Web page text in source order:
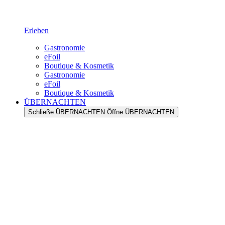
Erleben
Gastronomie
eFoil
Boutique & Kosmetik
Gastronomie
eFoil
Boutique & Kosmetik
ÜBERNACHTEN
Schließe ÜBERNACHTEN Öffne ÜBERNACHTEN